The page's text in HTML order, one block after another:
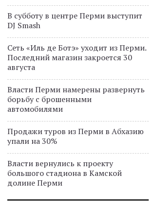
В субботу в центре Перми выступит
DJ Smash
Сеть «Иль де Ботэ» уходит из Перми.
Последний магазин закроется 30
августа
Власти Перми намерены развернуть
борьбу с брошенными
автомобилями
Продажи туров из Перми в Абхазию
упали на 30%
Власти вернулись к проекту
большого стадиона в Камской
долине Перми